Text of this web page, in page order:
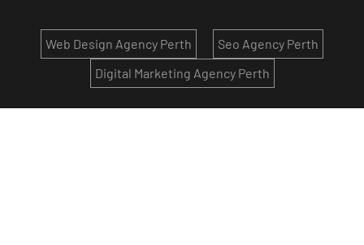
Seo Agency Perth
Web Design Agency Perth
Digital Marketing Agency Perth